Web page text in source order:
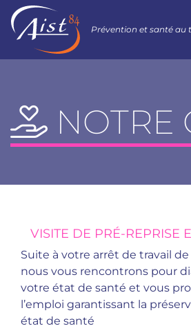
Prévention et santé au
NOTRE
VISITE DE PRÉ-REPRISE
Suite à votre arrêt de travail
nous vous rencontrons pour
votre état de santé et vous
l’emploi garantissant la
état de santé